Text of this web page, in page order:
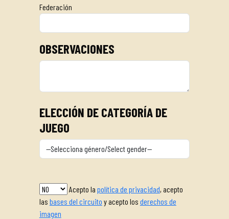
Federación
OBSERVACIONES
ELECCIÓN DE CATEGORÍA DE
JUEGO
Acepto la política de privacidad, acepto
las bases del circuito y acepto los derechos de
imagen